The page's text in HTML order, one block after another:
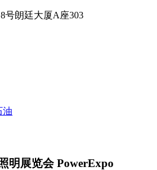
号朗廷大厦A座303
油
明展览会 PowerExpo